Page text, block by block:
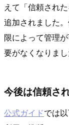
えて「信頼され
追加されました
限によって管理
要がなくなりまし
今後は信頼さ
公式ガイドでは